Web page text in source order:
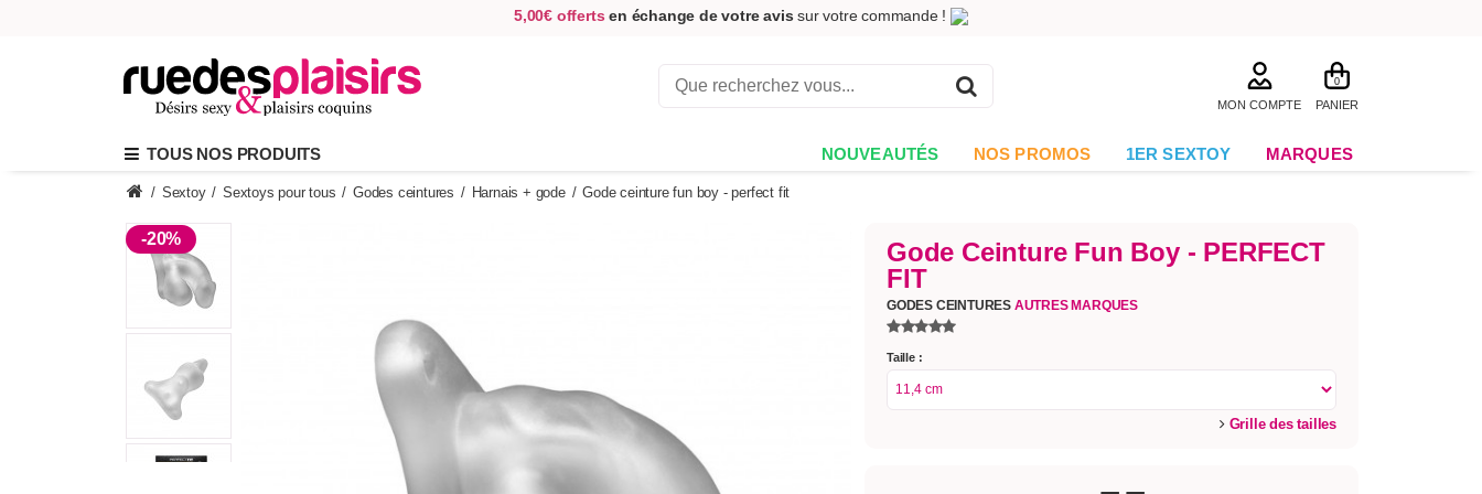
5,00€ offerts en échange de votre avis sur votre commande !
MON COMPTE
0
PANIER
TOUS NOS PRODUITS NOUVEAUTÉS NOS PROMOS 1ER SEXTOY MARQUES
/ Sextoy / Sextoys pour tous / Godes ceintures / Harnais + gode / Gode ceinture fun boy - perfect fit
-20%
Gode Ceinture Fun Boy - PERFECT
FIT
GODES CEINTURES AUTRES MARQUES
Taille :
Grille des tailles